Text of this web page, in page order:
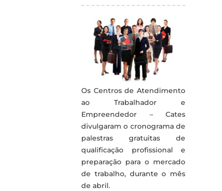
Os Centros de Atendimento
ao Trabalhador e
Empreendedor – Cates
divulgaram o cronograma de
palestras gratuitas de
qualificação profissional e
preparação para o mercado
de trabalho, durante o mês
de abril.